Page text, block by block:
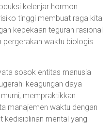
kelenjar hormon
tinggi membuat raga kita
kepekaan teguran rasional
pergerakan waktu biologis
sosok entitas manusia
keagungan daya
mempraktikkan
manajemen waktu dengan
kedisiplinan mental yang